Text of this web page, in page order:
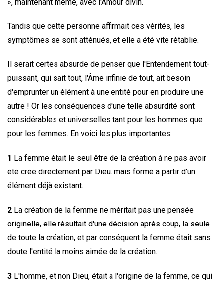
», maintenant même, avec l'Amour divin.
Tandis que cette personne affirmait ces vérités, les
symptômes se sont atténués, et elle a été vite rétablie.
Il serait certes absurde de penser que l'Entendement tout-
puissant, qui sait tout, l'Âme infinie de tout, ait besoin
d'emprunter un élément à une entité pour en produire une
autre ! Or les conséquences d'une telle absurdité sont
considérables et universelles tant pour les hommes que
pour les femmes. En voici les plus importantes:
1 La femme était le seul être de la création à ne pas avoir
été créé directement par Dieu, mais formé à partir d'un
élément déjà existant.
2 La création de la femme ne méritait pas une pensée
originelle, elle résultait d'une décision après coup, la seule
de toute la création, et par conséquent la femme était sans
doute l'entité la moins aimée de la création.
3 L'homme, et non Dieu, était à l'origine de la femme, ce qui